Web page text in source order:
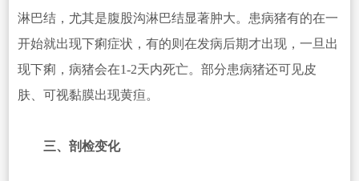
淋巴结，尤其是腹股沟淋巴结显著肿大。患病猪有的在一
开始就出现下痢症状，有的则在发病后期才出现，一旦出
现下痢，病猪会在1-2天内死亡。部分患病猪还可见皮
肤、可视黏膜出现黄疸。
三、剖检变化